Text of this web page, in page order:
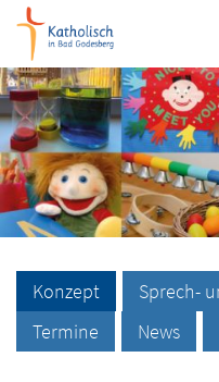
Zum Inhalt springen
Konzept
Sprech-
Termine
News